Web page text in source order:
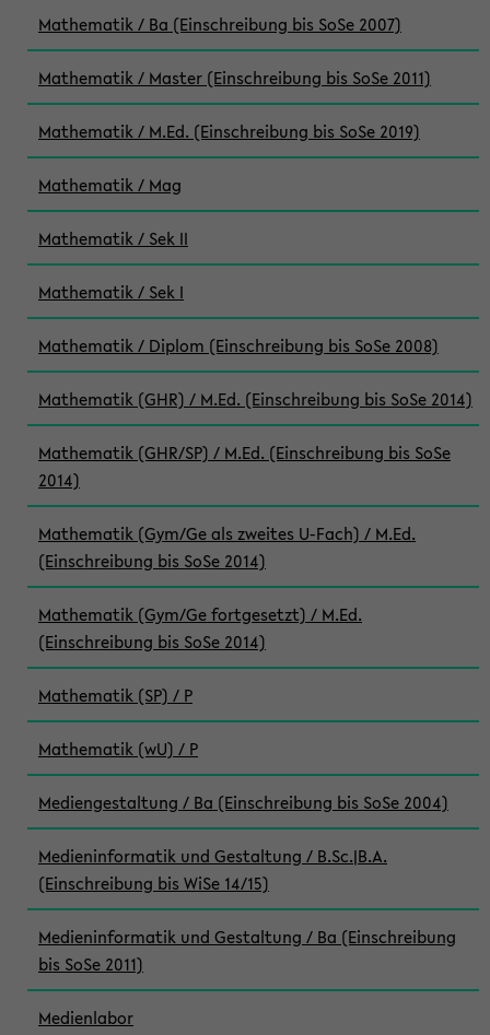
Mathematik / Ba (Einschreibung bis SoSe 2007)
Mathematik / Master (Einschreibung bis SoSe 2011)
Mathematik / M.Ed. (Einschreibung bis SoSe 2019)
Mathematik / Mag
Mathematik / Sek II
Mathematik / Sek I
Mathematik / Diplom (Einschreibung bis SoSe 2008)
Mathematik (GHR) / M.Ed. (Einschreibung bis SoSe 2014)
Mathematik (GHR/SP) / M.Ed. (Einschreibung bis SoSe
2014)
Mathematik (Gym/Ge als zweites U-Fach) / M.Ed.
(Einschreibung bis SoSe 2014)
Mathematik (Gym/Ge fortgesetzt) / M.Ed.
(Einschreibung bis SoSe 2014)
Mathematik (SP) / P
Mathematik (wU) / P
Mediengestaltung / Ba (Einschreibung bis SoSe 2004)
Medieninformatik und Gestaltung / B.Sc.|B.A.
(Einschreibung bis WiSe 14/15)
Medieninformatik und Gestaltung / Ba (Einschreibung
bis SoSe 2011)
Medienlabor